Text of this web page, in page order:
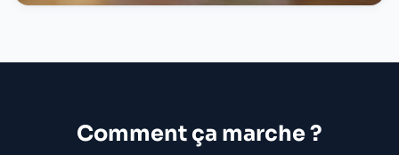
Comment ça marche ?